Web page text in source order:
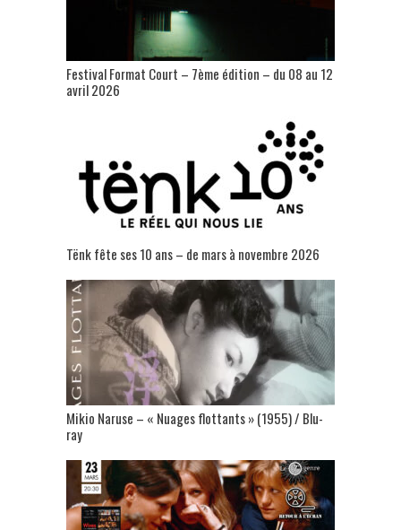
Festival Format Court – 7ème édition – du 08 au 12
avril 2026
Tënk fête ses 10 ans – de mars à novembre 2026
Mikio Naruse – « Nuages flottants » (1955) / Blu-
ray